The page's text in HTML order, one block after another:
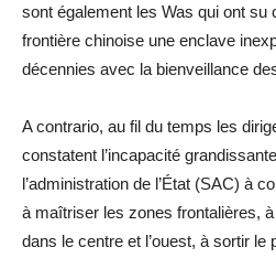
sont également les Was qui ont su
frontière chinoise une enclave
décennies avec la bienveillance
A contrario, au fil du temps les
constatent l’incapacité
l’administration de l’État (SAC) à
à maîtriser les zones frontalières,
dans le centre et l’ouest, à sortir